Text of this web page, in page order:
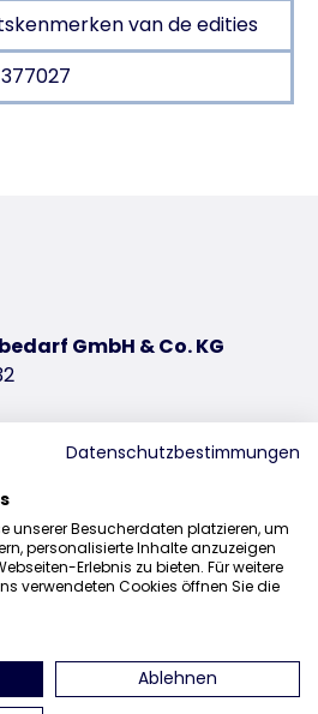
van de edities
kussen
productnummer
GmbH & Co. KG
op Instagram
vind ons op Facebook
vind ons op Pinterest
vind ons
Datenschutzbestimmungen
unserer Besucherdaten platzieren, um
personalisierte Inhalte anzuzeigen
Erlebnis zu bieten. Für weitere
verwendeten Cookies öffnen Sie die
Ablehnen